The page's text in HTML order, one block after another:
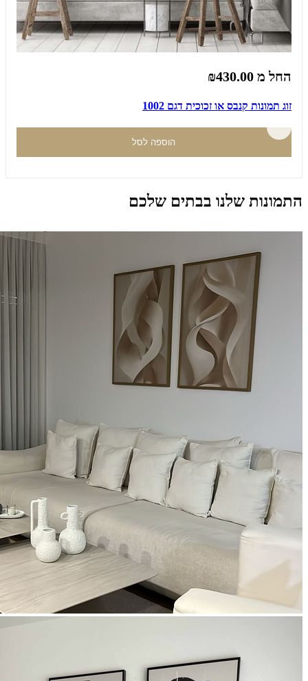
החל מ ₪430.00
זוג תמונות קנבס או זכוכית דגם 1002
הוספה לסל
התמונות שלנו בבתים שלכם